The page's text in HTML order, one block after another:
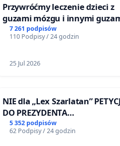
Przywróćmy leczenie dzieci z
guzami mózgu i innymi
litymi do Górnośląskiego
Centrum Zdrowia Dziecka w
7 261 podpisów
110 Podpisy / 24 godzin
25 Jul 2026
NIE dla „Lex Szarlatan”
DO PREZYDENTA
RZECZYPOSPOLITEJ POLSKIEJ
5 352 podpisów
62 Podpisy / 24 godzin